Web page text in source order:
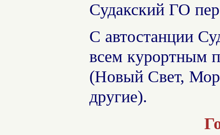
Судакский ГО
С автостанции
всем курортным
(Новый Свет,
другие).